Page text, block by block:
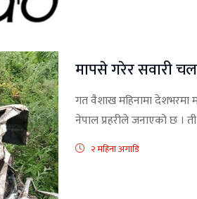
मापसे गरेर सवारी
गत वैशाख महिनामा देशभरमा
नेपाल प्रहरीले जनाएको छ ।
२ महिना अगाडि